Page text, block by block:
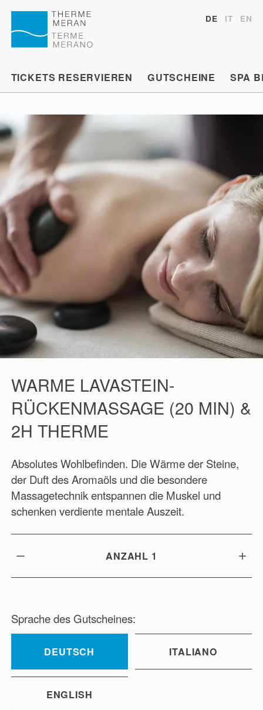
DE IT EN
TICKETS RESERVIEREN GUTSCHEINE SPA
WARME LAVASTEIN-
RÜCKENMASSAGE (20 MIN) &
2H THERME
Absolutes Wohlbefinden. Die Wärme der Steine,
der Duft des Aromaöls und die besondere
Massagetechnik entspannen die Muskel und
schenken verdiente mentale Auszeit.
ANZAHL 1
Sprache des Gutscheines:
DEUTSCH ITALIANO
ENGLISH